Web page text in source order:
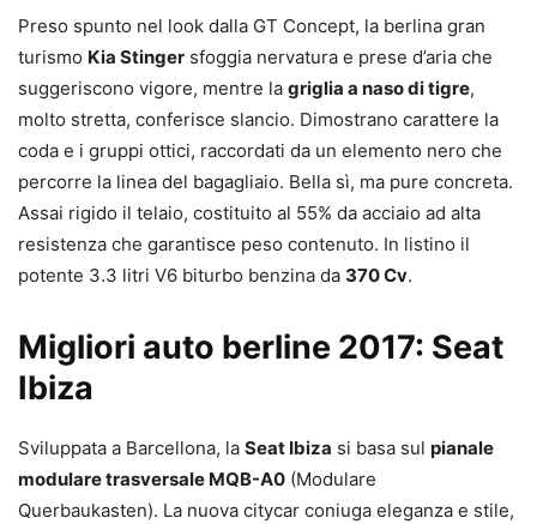
Preso spunto nel look dalla GT Concept, la berlina gran
turismo Kia Stinger sfoggia nervatura e prese d’aria che
suggeriscono vigore, mentre la griglia a naso di tigre,
molto stretta, conferisce slancio. Dimostrano carattere la
coda e i gruppi ottici, raccordati da un elemento nero che
percorre la linea del bagagliaio. Bella sì, ma pure concreta.
Assai rigido il telaio, costituito al 55% da acciaio ad alta
resistenza che garantisce peso contenuto. In listino il
potente 3.3 litri V6 biturbo benzina da 370 Cv.
Migliori auto berline 2017: Seat
Ibiza
Sviluppata a Barcellona, la Seat Ibiza si basa sul pianale
modulare trasversale MQB-A0 (Modulare
Querbaukasten). La nuova citycar coniuga eleganza e stile,